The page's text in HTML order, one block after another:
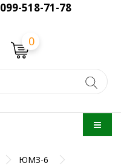
099-518-71-78
0
ЮМЗ-6